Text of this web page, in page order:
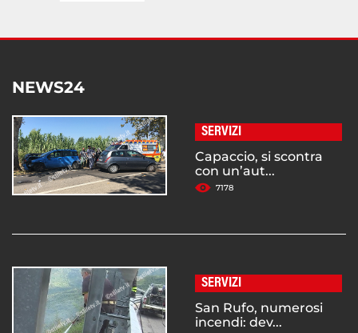
NEWS24
SERVIZI
Capaccio, si scontra
con un’aut...
7178
SERVIZI
San Rufo, numerosi
incendi: dev...